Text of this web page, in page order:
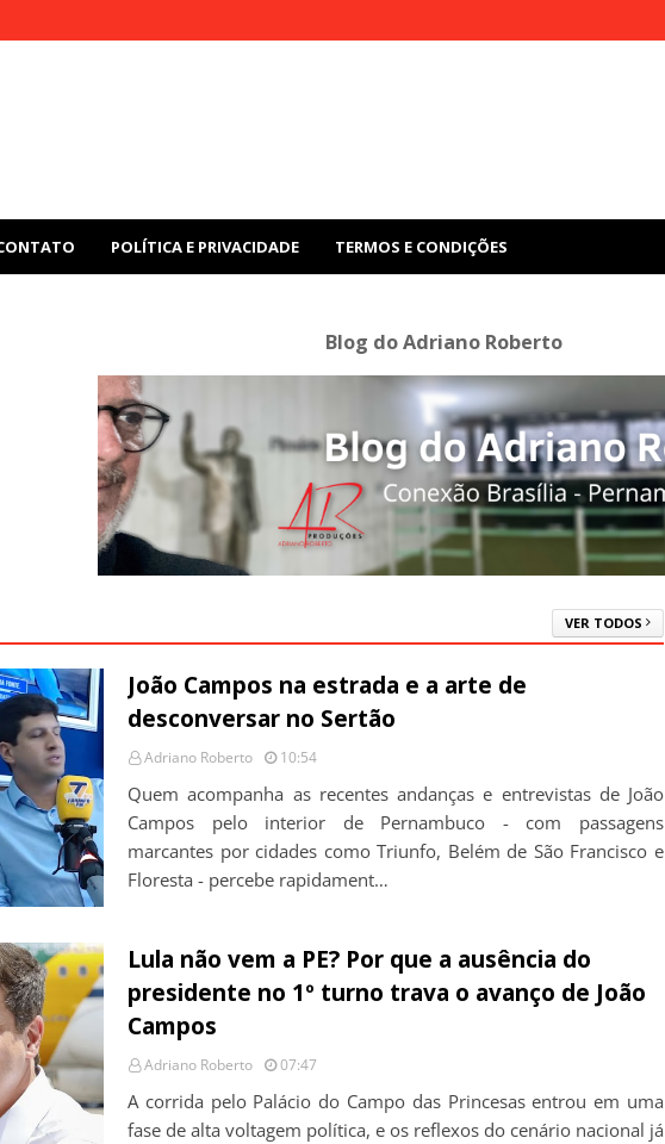
POLÍTICA E PRIVACIDADE TERMOS E CONDIÇÕES
Blog do Adriano Roberto
VER TODOS
João Campos na estrada e a arte de
desconversar no Sertão
Adriano Roberto 10:54
Quem acompanha as recentes andanças e entrevistas de João
Campos pelo interior de Pernambuco - com passagens
marcantes por cidades como Triunfo, Belém de São Francisco e
Floresta - percebe rapidament…
Lula não vem a PE? Por que a ausência do
presidente no 1º turno trava o avanço de João
Campos
Adriano Roberto 07:47
A corrida pelo Palácio do Campo das Princesas entrou em uma
fase de alta voltagem política, e os reflexos do cenário nacional já